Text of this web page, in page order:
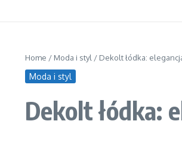
Home / Moda i styl / Dekolt łódka:
Moda i styl
Dekolt łódka: